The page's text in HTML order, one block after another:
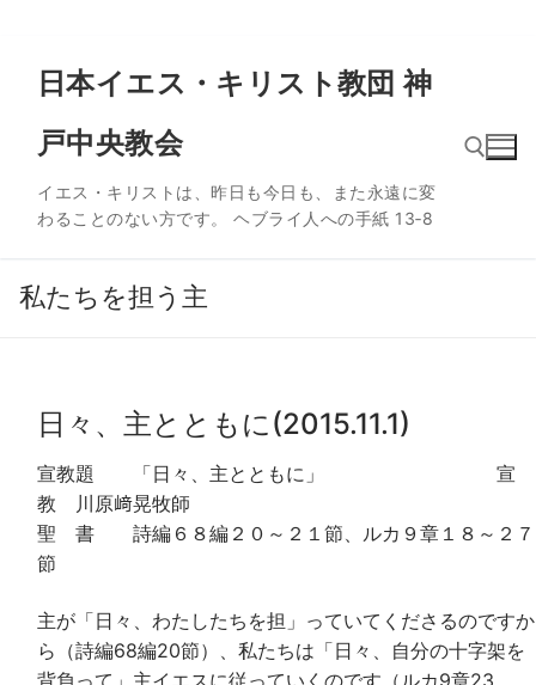
日本イエス・キリスト教団 神
戸中央教会
イエス・キリストは、昨日も今日も、また永遠に変
わることのない方です。 ヘブライ人への手紙 13‐8
私たちを担う主
日々、主とともに(2015.11.1)
宣教題 「日々、主とともに」 宣
教 川原﨑晃牧師
聖 書 詩編６８編２０～２１節、ルカ９章１８～２７
節
主が「日々、わたしたちを担」っていてくださるのですか
ら（詩編68編20節）、私たちは「日々、自分の十字架を
背負って」主イエスに従っていくのです（ルカ9章23